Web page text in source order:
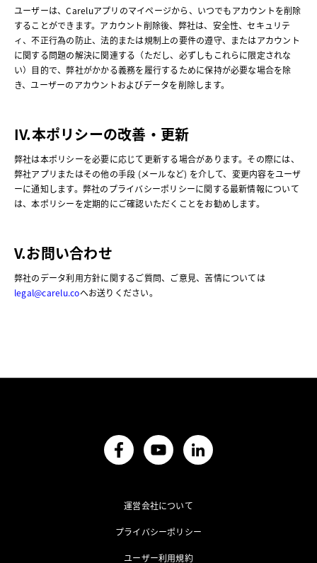
ユーザーは、Careluアプリのマイページから、いつでもアカウントを削除
することができます。アカウント削除後、弊社は、安全性、セキュリテ
ィ、不正行為の防止、法的または規制上の要件の遵守、またはアカウント
に関する問題の解決に関連する（ただし、必ずしもこれらに限定されな
い）目的で、弊社がかかる義務を履行するために保持が必要な場合を除
き、ユーザーのアカウントおよびデータを削除します。
IV.本ポリシーの改善・更新
弊社は本ポリシーを必要に応じて更新する場合があります。その際には、
弊社アプリまたはその他の手段 (メールなど) を介して、変更内容をユーザ
ーに通知します。弊社のプライバシーポリシーに関する最新情報について
は、本ポリシーを定期的にご確認いただくことをお勧めします。
V.お問い合わせ
弊社のデータ利用方針に関するご質問、ご意見、苦情については
legal@carelu.coへお送りください。
運営会社について
プライバシーポリシー
ユーザー利用規約